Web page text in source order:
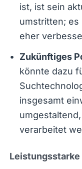
ist, ist sein
umstritten; es
eher
Zukünftiges
Entwicklung
erheblich auf
Leistungsstarke